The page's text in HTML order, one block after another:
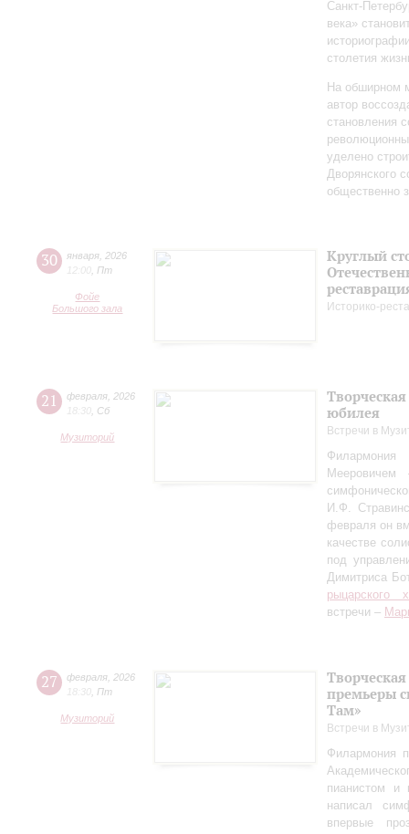
века»
столетия
На обширном
автор
становления
уделено
Дворянского
общественно
30 января 2026
Пт
Фойе
Большого зала
Круглый
Историко-
21 февраля 2026
18:30
Сб
Музиторий
юбилея
Встречи в
Мееровичем
И.Ф.
февраля он
качестве
под
Димитриса
рыцарского
встречи –
27 февраля 2026
18:30 Пт
Музиторий
премьеры
Там»
Встречи в
Филармония
пианистом и
написал
впервые